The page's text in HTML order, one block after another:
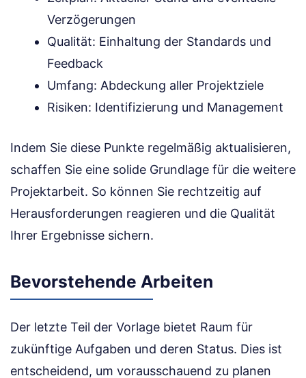
Verzögerungen
Qualität: Einhaltung der Standards und
Feedback
Umfang: Abdeckung aller Projektziele
Risiken: Identifizierung und Management
Indem Sie diese Punkte regelmäßig aktualisieren,
schaffen Sie eine solide Grundlage für die weitere
Projektarbeit. So können Sie rechtzeitig auf
Herausforderungen reagieren und die Qualität
Ihrer Ergebnisse sichern.
Bevorstehende Arbeiten
Der letzte Teil der Vorlage bietet Raum für
zukünftige Aufgaben und deren Status. Dies ist
entscheidend, um vorausschauend zu planen